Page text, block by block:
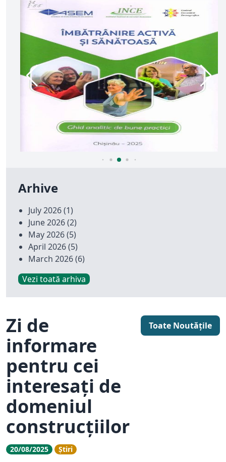
Arhive
July 2026(1)
June 2026(2)
May 2026(5)
April 2026(5)
March 2026(6)
Vezi toată arhiva
Zi de
informare
pentru cei
interesați de
domeniul
construcțiilor
Toate Noutățile
20/08/2025 Știri